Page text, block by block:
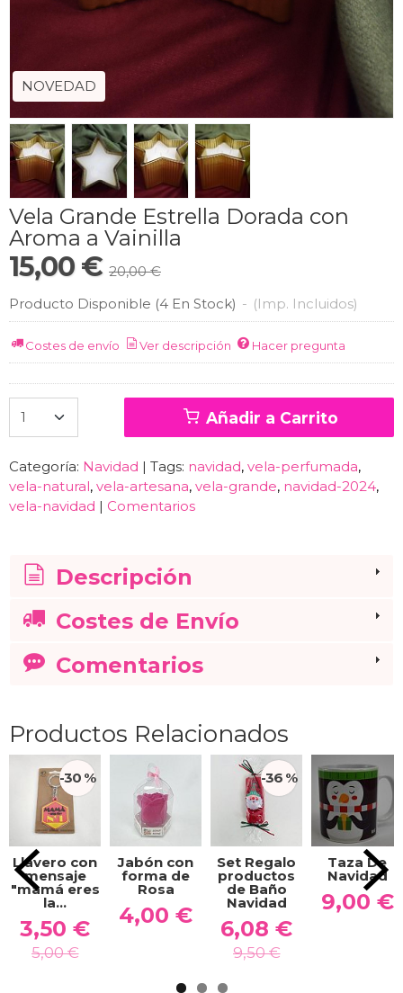
NOVEDAD
Vela Grande Estrella Dorada con
Aroma a Vainilla
15,00 € 20,00 €
Producto Disponible (4 En Stock) - (Imp. Incluidos)
Costes de envío Ver descripción Hacer pregunta
Añadir a Carrito
Categoría: Navidad | Tags: navidad vela-perfumada
vela-natural vela-artesana vela-grande navidad-2024
vela-navidad | Comentarios
Descripción
Costes de Envío
Comentarios
Productos Relacionados
-30 %
Llavero con
mensaje
"mamá eres
la...
3,50 €
5,00 €
Jabón con
forma de
Rosa
4,00 €
-36 %
Set Regalo
productos
de Baño
Navidad
6,08 €
9,50 €
Taza De
Navidad
9,00 €